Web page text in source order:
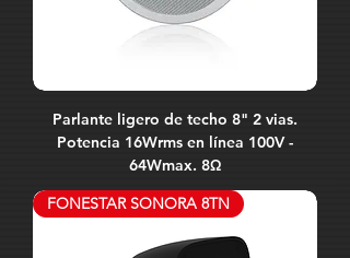
Parlante ligero de techo 8" 2 vias.
Potencia 16Wrms en línea 100V -
64Wmax. 8Ω
FONESTAR SONORA 8TN